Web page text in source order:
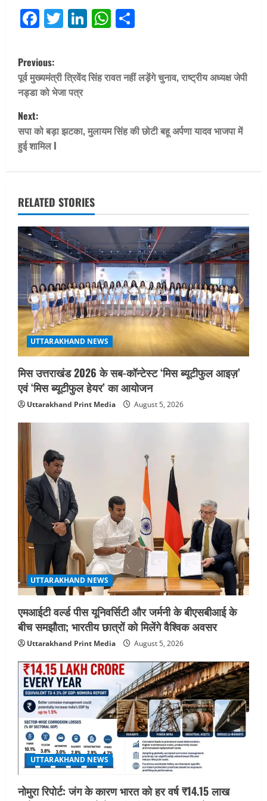
Facebook
Twitter
LinkedIn
WhatsApp
P
o
s
t
n
v
i
g
a
t
i
o
n
Previous:
पूर्व मुख्‍यमंत्री त्रिवेंद सिंह रावत नहीं लड़ेंगे चुनाव, राष्‍ट्रीय अध्‍यक्ष जेपी
नड्डा को भेजा पत्र
Next:
सपा को बड़ा झटका, मुलायम सिंह की छोटी बहू अर्पणा यादव भाजपा में
हुई शामिल I
RELATED STORIES
UTTARAKHAND NEWS
मिस उत्तराखंड 2026 के सब-कॉन्टेस्ट ‘मिस ब्यूटीफुल आइज़’
एवं ‘मिस ब्यूटीफुल हेयर’ का आयोजन
Uttarakhand Print Media August 5, 2026
UTTARAKHAND NEWS
एमआईटी वर्ल्ड पीस यूनिवर्सिटी और जर्मनी के बीएसबीआई के
बीच समझौता; भारतीय छात्रों को मिलेंगे वैश्विक अवसर
Uttarakhand Print Media August 5, 2026
UTTARAKHAND NEWS
नोमुरा रिपोर्ट: जंग के कारण भारत को हर वर्ष ₹14.15 लाख